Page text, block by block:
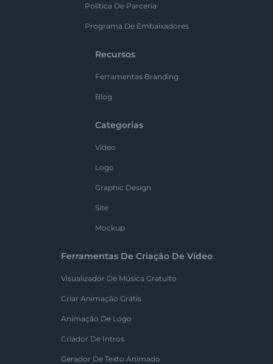
Política De Parceria
Programa De Embaixadores
Recursos
Ferramentas Branding
Blog
Categorias
Vídeo
Logo
Graphic Design
Site
Mockup
Ferramentas De Criação De Vídeo
Visualizador De Música Gratuito
Criar Animação Grátis
Animação De Logo
Criador De Intros
Gerador De Texto Animado